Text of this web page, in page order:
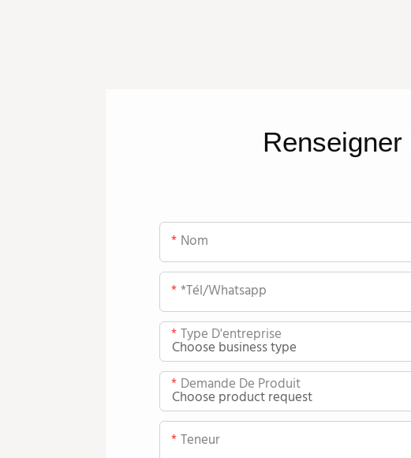
Renseigner
Nom
*tél/whatsapp
Type D'entreprise
Demande De Produit
Teneur